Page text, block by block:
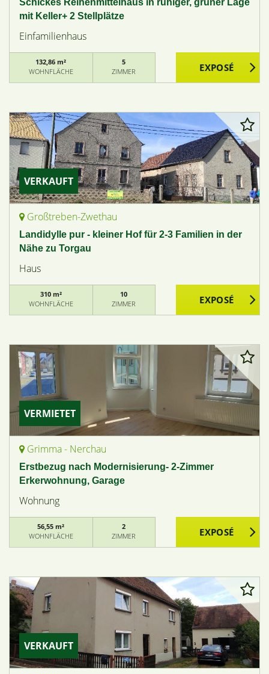
Schickes Reihenmittelhaus in ruhiger, grüner Lage
mit Keller+ 2 Stellplätze
Einfamilienhaus
132,86 m²
WOHNFLÄCHE
5
ZIMMER
VERKAUFT
Großtreben-Zwethau
Landidylle pur - kleiner Hof für 2-3 Familien in der
Nähe zu Torgau
Haus
310 m²
WOHNFLÄCHE
10
ZIMMER
VERMIETET
Grimma - Nerchau
Erstbezug nach Modernisierung- 2-Zimmer
Erkerwohnung, Garage
Wohnung
56,55 m²
WOHNFLÄCHE
2
ZIMMER
VERKAUFT